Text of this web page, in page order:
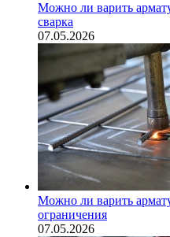
Можно ли варить
сварка
07.05.2026
Можно ли варить
ограничения
07.05.2026